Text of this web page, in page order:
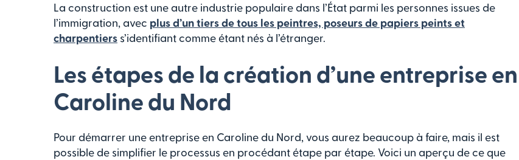
La construction est une autre industrie populaire dans l’État parmi les personnes issues de
l’immigration, avec plus d’un tiers de tous les peintres, poseurs de papiers peints et
charpentiers s’identifiant comme étant nés à l’étranger.
Les étapes de la création d’une entreprise en
Caroline du Nord
Pour démarrer une entreprise en Caroline du Nord, vous aurez beaucoup à faire, mais il est
possible de simplifier le processus en procédant étape par étape. Voici un aperçu de ce que